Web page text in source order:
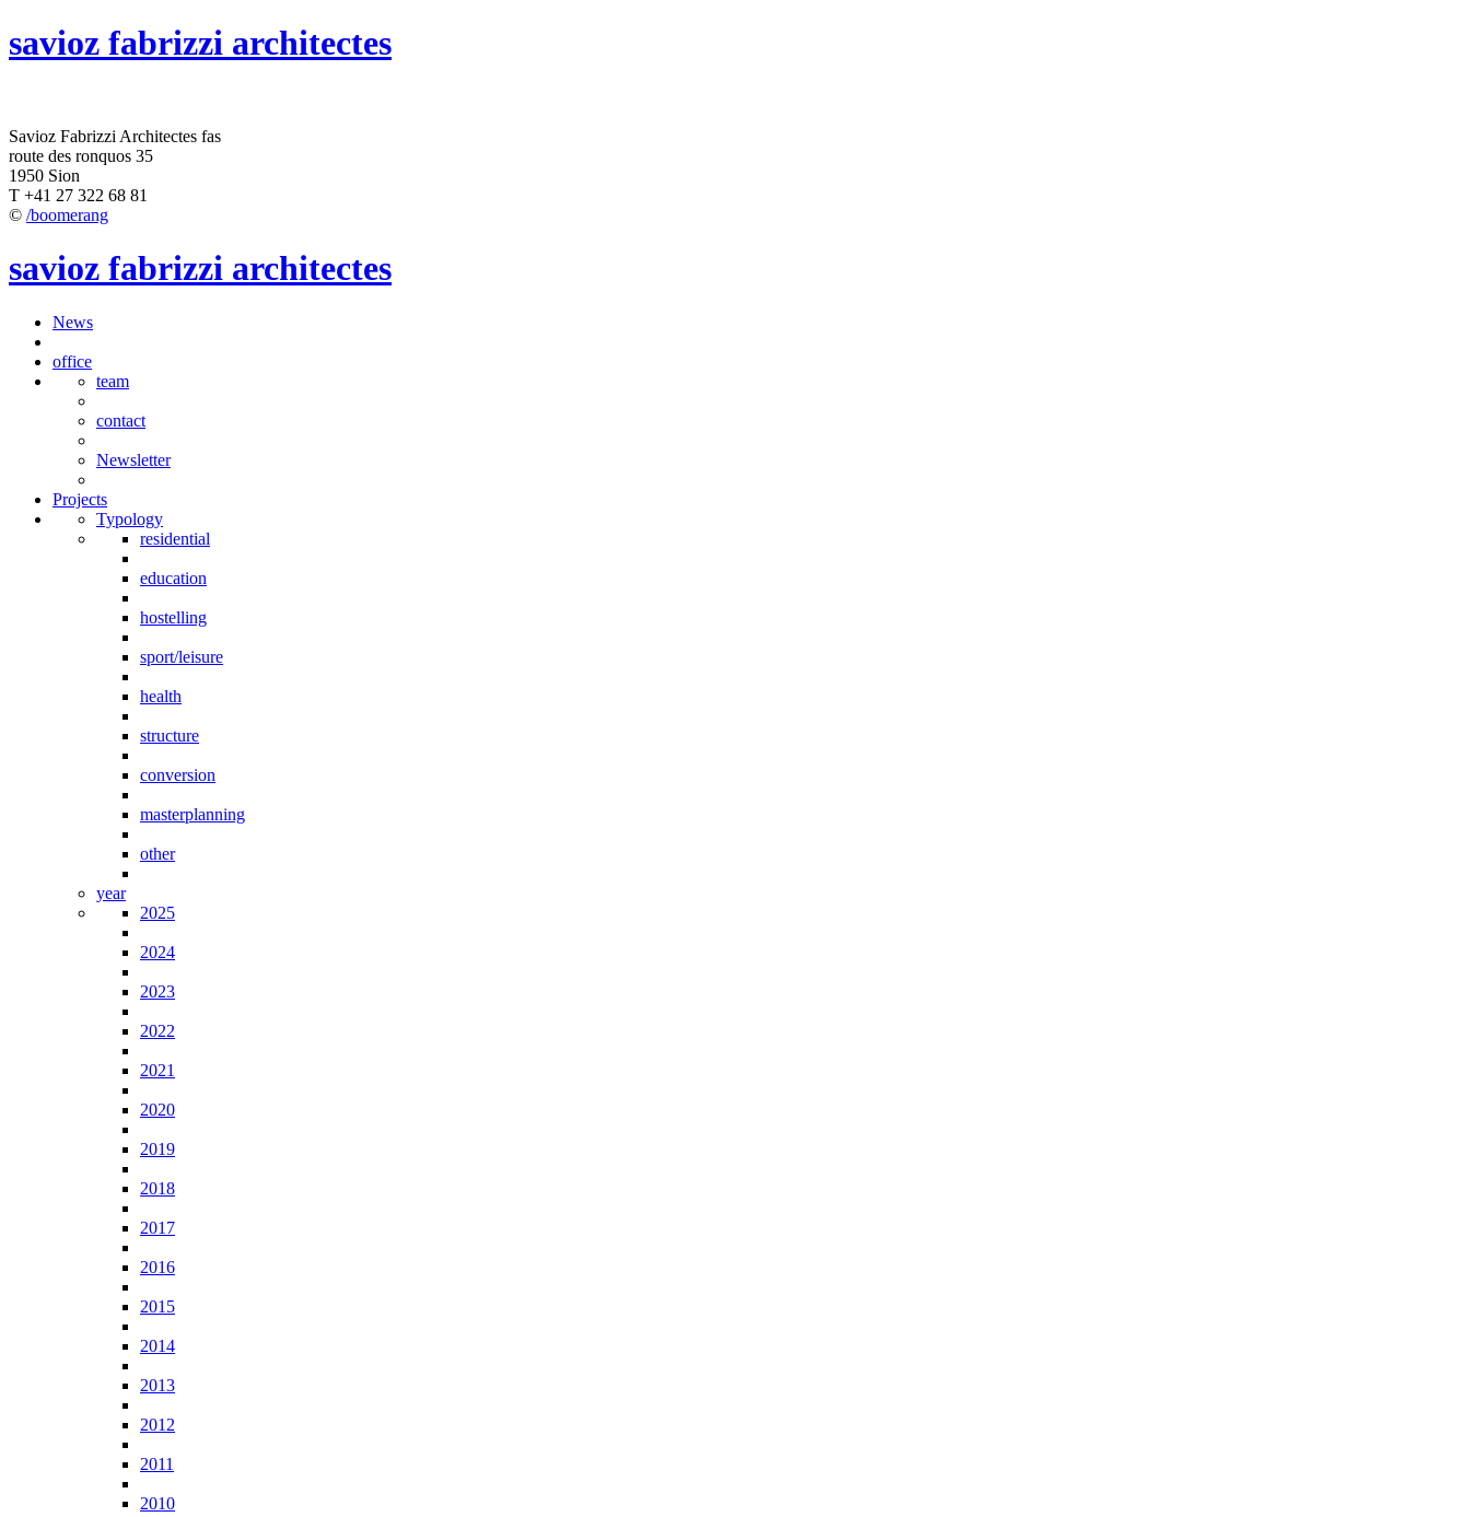
savioz fabrizzi architectes
Savioz Fabrizzi Architectes fas
route des ronquos 35
1950 Sion
T +41 27 322 68 81
© /boomerang
savioz fabrizzi architectes
News
office
team
contact
Newsletter
Projects
Typology
residential
education
hostelling
sport/leisure
health
structure
conversion
masterplanning
other
year
2025
2024
2023
2022
2021
2020
2019
2018
2017
2016
2015
2014
2013
2012
2011
2010